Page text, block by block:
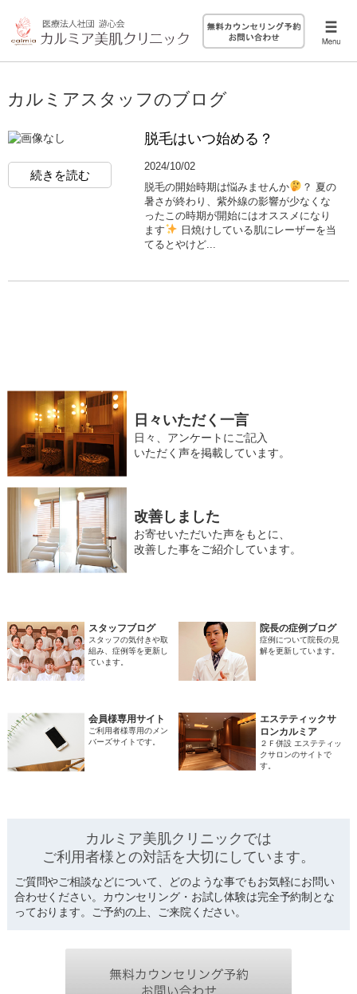
カルミアスタッフのブログ
続きを読む
脱毛はいつ始める？
2024/10/02
脱毛の開始時期は悩みませんか
？ 夏の
暑さが終わり、紫外線の影響が少なくな
ったこの時期が開始にはオススメになり
ます
日焼けしている肌にレーザーを当
てるとやけど...
日々いただく一言
日々、アンケートにご記入
いただく声を掲載しています。
改善しました
お寄せいただいた声をもとに、
改善した事をご紹介しています。
スタッフブログ
スタッフの気付きや取
組み、症例等を更新し
ています。
院長の症例ブログ
症例について院長の見
解を更新しています。
会員様専用サイト
ご利用者様専用のメン
バーズサイトです。
エステティックサ
ロンカルミア
２Ｆ併設 エステティッ
クサロンのサイトで
す。
カルミア美肌クリニックでは
ご利用者様との対話を大切にしています。
ご質問やご相談などについて、どのような事でもお気軽にお問い
合わせください。カウンセリング・お試し体験は完全予約制とな
っております。ご予約の上、ご来院ください。